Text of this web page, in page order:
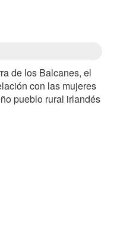
de los Balcanes, el
con las mujeres
pueblo rural irlandés